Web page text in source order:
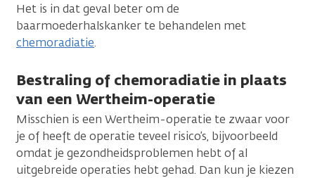
Het is in dat geval beter om de
baarmoederhalskanker te behandelen met
chemoradiatie.
Bestraling of chemoradiatie in plaats
van een Wertheim-operatie
Misschien is een Wertheim-operatie te zwaar voor
je of heeft de operatie teveel risico’s, bijvoorbeeld
omdat je gezondheidsproblemen hebt of al
uitgebreide operaties hebt gehad. Dan kun je kiezen